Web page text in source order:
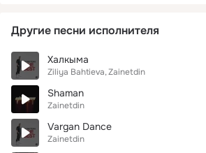
Другие песни исполнителя
Халкыма
Ziliya Bahtieva Zainetdin
Shaman
Zainetdin
Vargan Dance
Zainetdin